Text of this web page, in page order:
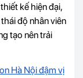
kế hiện đại,
độ nhân viên
tạo nên trải
Hà Nội đậm vị